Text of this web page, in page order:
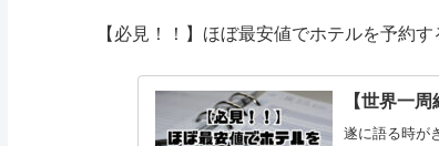
【必見！！】 ほぼ最安値でホテルを予約す
【世界一
遂に語る時が